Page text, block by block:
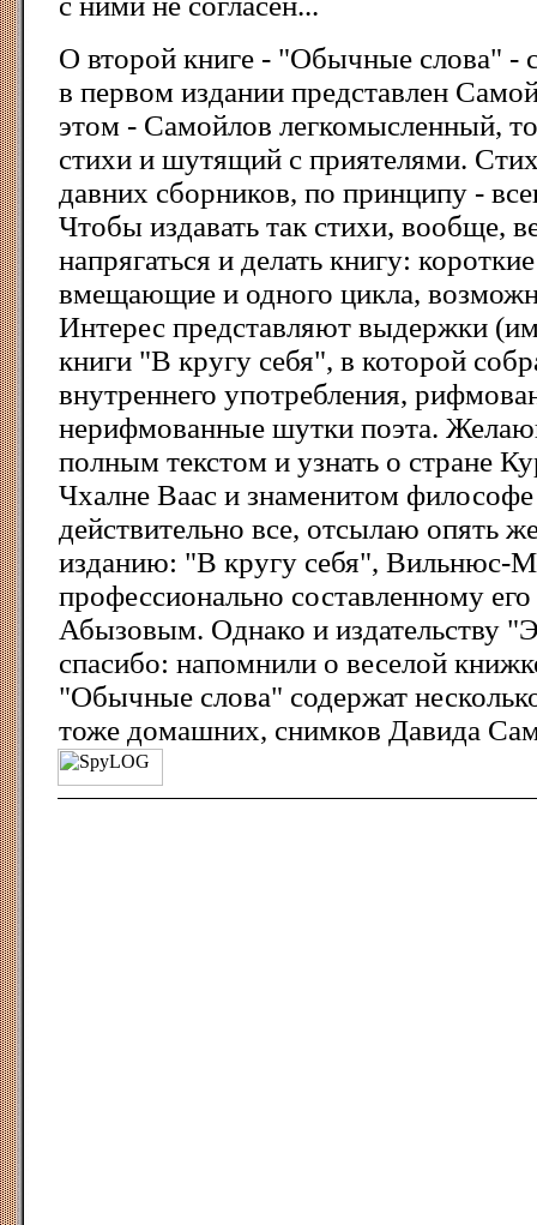
О второй книге - "Обычные слова" -
в первом издании представлен
этом - Самойлов легкомысленный,
стихи и шутящий с приятелями.
давних сборников, по принципу -
Чтобы издавать так стихи, вообще,
напрягаться и делать книгу:
вмещающие и одного цикла,
Интерес представляют выдержки
книги "В кругу себя", в которой
внутреннего употребления,
нерифмованные шутки поэта.
полным текстом и узнать о стране
Чхалне Ваас и знаменитом
действительно все, отсылаю опять
изданию: "В кругу себя", Вильнюс-
профессионально составленному
Абызовым. Однако и издательству
спасибо: напомнили о веселой
"Обычные слова" содержат
тоже домашних, снимков Давида